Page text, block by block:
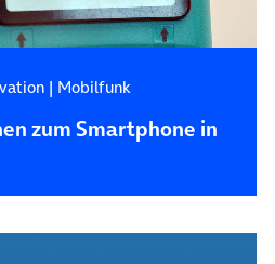
| Mobilfunk
zum Smartphone in